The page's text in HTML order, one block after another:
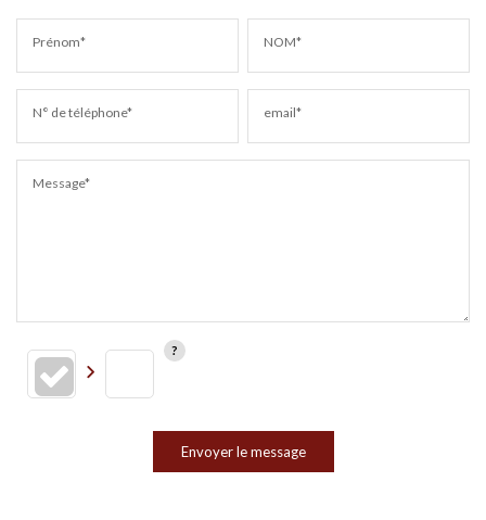
Prénom* NOM*
N° de téléphone* email*
Message*
Envoyer le message